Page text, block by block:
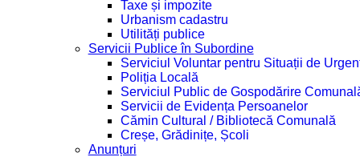
Taxe și impozite
Urbanism cadastru
Utilități publice
Servicii Publice în Subordine
Serviciul Voluntar pentru Situații de
Poliția Locală
Serviciul Public de Gospodărire
Servicii de Evidența Persoanelor
Cămin Cultural / Bibliotecă Comunală
Creșe, Grădinițe, Școli
Anunțuri